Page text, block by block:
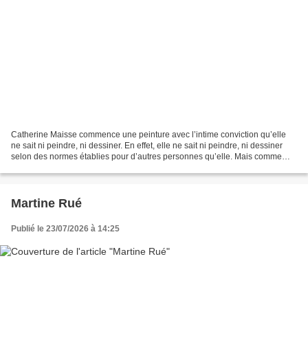
Catherine Maisse commence une peinture avec l’intime conviction qu’elle
ne sait ni peindre, ni dessiner. En effet, elle ne sait ni peindre, ni dessiner
selon des normes établies pour d’autres personnes qu’elle. Mais comme
Martine Rué
Publié le 23/07/2026 à 14:25